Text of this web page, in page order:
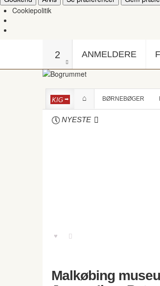
Cookiepolitik
2 ANMELDERE
KIG BØRNEBØGER
NYESTE
Malkøbing